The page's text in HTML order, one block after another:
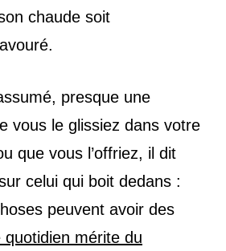
chaude soit
presque une
vous le glissiez dans votre
que vous l’offriez, il dit
celui qui boit dedans :
peuvent avoir des
quotidien mérite du